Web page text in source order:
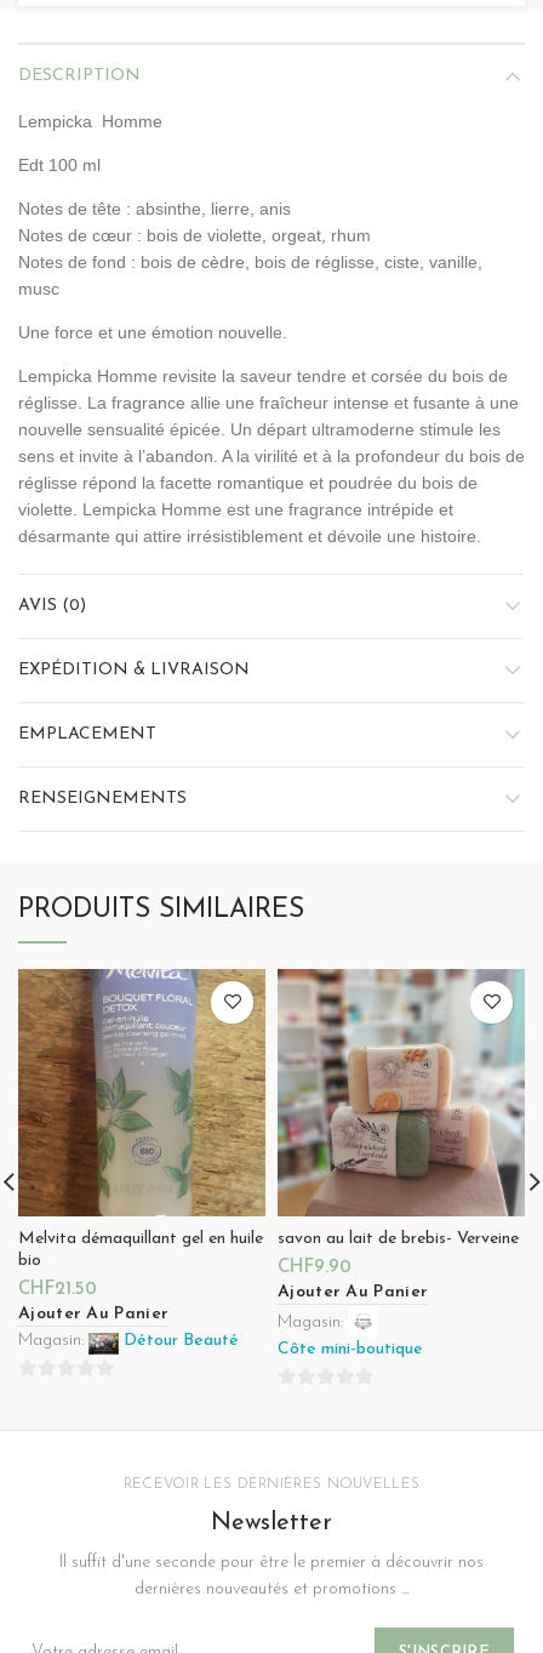
DESCRIPTION
Lempicka Homme
Edt 100 ml
Notes de tête : absinthe, lierre, anis
Notes de cœur : bois de violette, orgeat, rhum
Notes de fond : bois de cèdre, bois de réglisse, ciste, vanille,
musc
Une force et une émotion nouvelle.
Lempicka Homme revisite la saveur tendre et corsée du bois de
réglisse. La fragrance allie une fraîcheur intense et fusante à une
nouvelle sensualité épicée. Un départ ultramoderne stimule les
sens et invite à l’abandon. A la virilité et à la profondeur du bois de
réglisse répond la facette romantique et poudrée du bois de
violette. Lempicka Homme est une fragrance intrépide et
désarmante qui attire irrésistiblement et dévoile une histoire.
AVIS (0)
EXPÉDITION & LIVRAISON
EMPLACEMENT
RENSEIGNEMENTS
PRODUITS SIMILAIRES
Melvita démaquillant gel en huile
bio
CHF21.50
Ajouter Au Panier
Magasin:
Détour Beauté
savon au lait de brebis- Verveine
CHF9.90
Ajouter Au Panier
Magasin:
Côte mini-boutique
sur
RECEVOIR LES DERNIÈRES NOUVELLES
Newsletter
Il suffit d'une seconde pour être le premier à découvrir nos
dernières nouveautés et promotions ...